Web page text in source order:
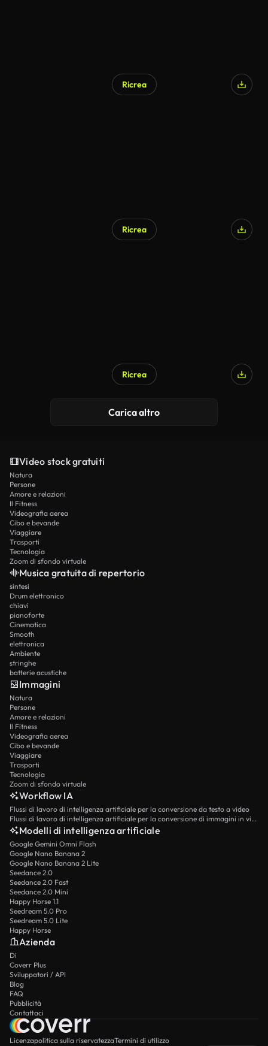
Ricrea
Ricrea
Ricrea
Carica altro
Video stock gratuiti
Natura
Persone
Amore e relazioni
Il Fitness
Videografia aerea
Cibo e bevande
Viaggiare
Trasporti
Tecnologia
Zoom di sfondo virtuale
Musica gratuita di repertorio
sintesi
Drum elettronico
chiavi
pianoforte
Cinematica
Smooth
elettronica
Ambiente
stringhe
batterie acustiche
Immagini
Natura
Persone
Amore e relazioni
Il Fitness
Videografia aerea
Cibo e bevande
Viaggiare
Trasporti
Tecnologia
Zoom di sfondo virtuale
Workflow IA
Flussi di lavoro di intelligenza artificiale per la conversione da testo a video
Flussi di lavoro di intelligenza artificiale per la conversione di immagini in video
Modelli di intelligenza artificiale
Google Gemini Omni Flash
Google Nano Banana 2
Google Nano Banana 2 Lite
Seedance 2.0
Seedance 2.0 Fast
Seedance 2.0 Mini
Happy Horse 1.1
Seedream 5.0 Pro
Seedream 5.0 Lite
Happy Horse
Azienda
Di
Coverr Plus
Sviluppatori / API
Blog
FAQ
Pubblicità
Contattaci
Licenzapolitica sulla riservatezzaTermini di utilizzo